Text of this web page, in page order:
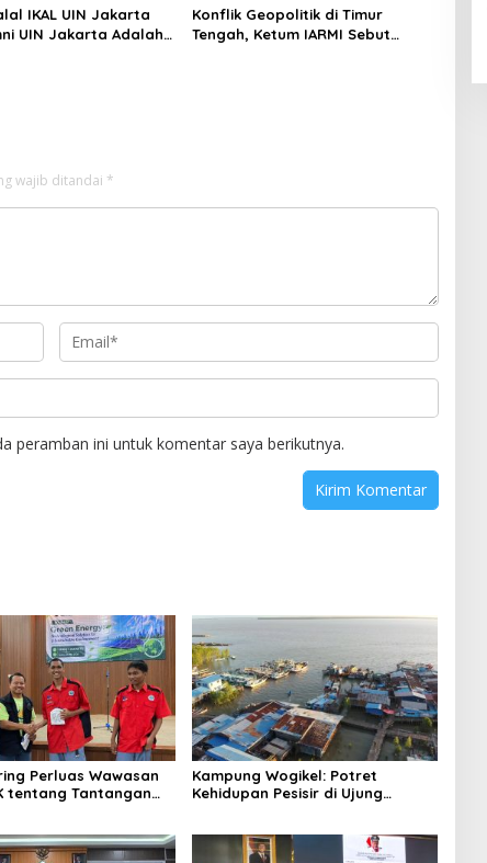
IKAL UIN Jakarta
UIN Jakarta Adalah
Konflik Geopolitik di Timur
Tengah, Ketum IARMI Sebut
wajib ditandai *
peramban ini untuk komentar saya berikutnya.
Perluas Wawasan
Kampung Wogikel: Potret
Kehidupan Pesisir di Ujung